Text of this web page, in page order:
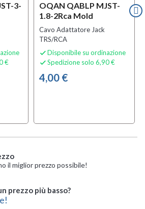
3-
€
OQAN QABLP MJST-
1.8-2Rca Mold
Cavo Adattatore Jack
TRS/RCA
 Disponibile su ordinazione
 Spedizione solo 6,90 €
4,00 €
il miglior prezzo possibile!
prezzo più basso?